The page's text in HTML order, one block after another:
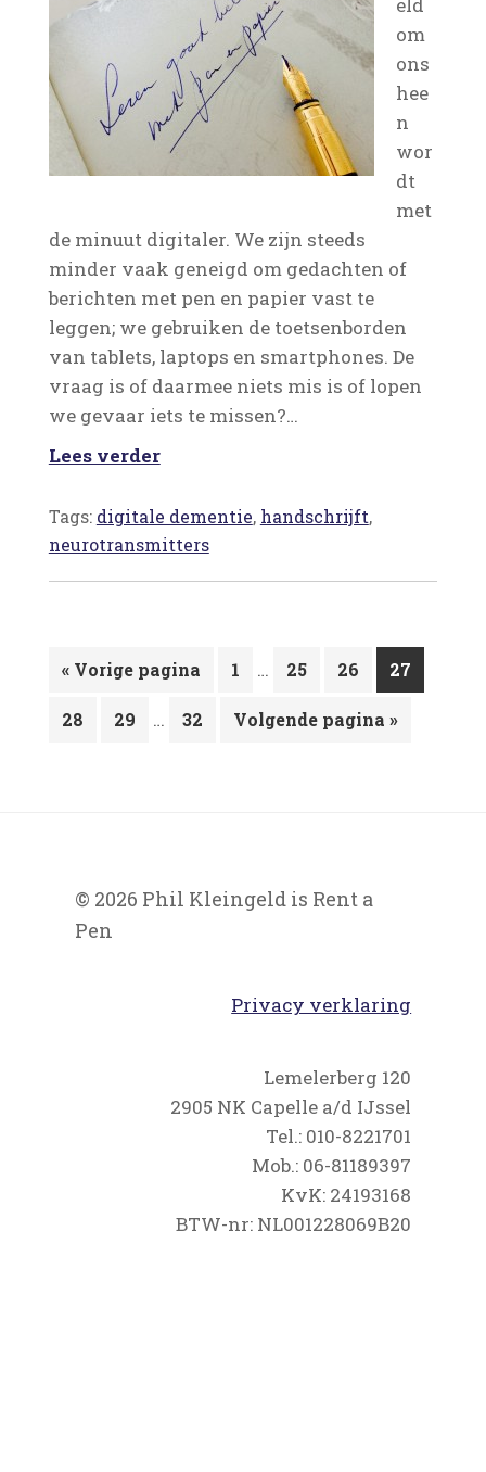
om
ons
hee
n
wor
dt
met
de minuut digitaler. We zijn steeds
minder vaak geneigd om gedachten of
berichten met pen en papier vast te
leggen; we gebruiken de toetsenborden
van tablets, laptops en smartphones. De
vraag is of daarmee niets mis is of lopen
we gevaar iets te missen?…
Lees verder
Tags: digitale dementie, handschrijft,
neurotransmitters
« Ga
Vorige pagina Pagina
1
Interim
zijn
… Pagina
25 Pagina
26 Pagina
27
Pagina
28 Pagina
29
Interim
… Pagina
32
Ga
Volgende pagina »
© 2026 Phil Kleingeld is Rent a
Pen
Privacy verklaring
Lemelerberg 120
2905 NK Capelle a/d IJssel
Tel.: 010-8221701
Mob.: 06-81189397
KvK: 24193168
BTW-nr: NL001228069B20